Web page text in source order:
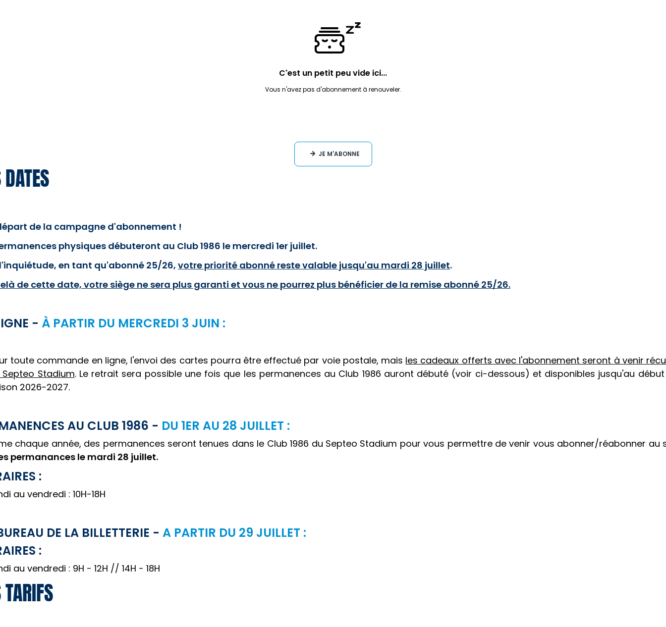
C'est un petit peu vide ici...
Vous n'avez pas d'abonnement à renouveler.
JE M'ABONNE
de la campagne d'abonnement !
physiques débuteront au Club 1986 le mercredi 1er juillet.
en tant qu'abonné 25/26, votre priorité abonné reste valable jusqu'au mardi 28 juillet.
de cette date, votre siège ne sera plus garanti et vous ne pourrez plus bénéficier de la remise abonné 25/26.
- À PARTIR DU MERCREDI 3 JUIN :
toute commande en ligne, l'envoi des cartes pourra être effectué par voie postale, mais les cadeaux offerts avec l'abonnement seront à venir
Stadium. Le retrait sera possible une fois que les permanences au Club 1986 auront débuté (voir ci-dessous) et disponibles jusqu'au
2026-2027.
AU CLUB 1986 - DU 1ER AU 28 JUILLET :
chaque année, des permanences seront tenues dans le Club 1986 du Septeo Stadium pour vous permettre de venir vous abonner/réabonner au
permanances le mardi 28 juillet.
:
au vendredi : 10H-18H
DE LA BILLETTERIE - A PARTIR DU 29 JUILLET :
:
au vendredi : 9H - 12H // 14H - 18H